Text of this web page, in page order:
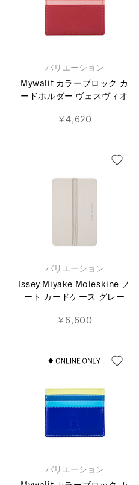
バリエーション
Mywalit カラーブロック カ
ードホルダー ヴェスヴィオ
￥4,620
バリエーション
Issey Miyake Moleskine ノ
ート カードケース グレー
￥6,600
バリエーション